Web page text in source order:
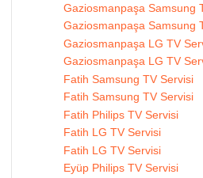
Gaziosmanpaşa Samsung
Gaziosmanpaşa Samsung
Gaziosmanpaşa LG TV
Gaziosmanpaşa LG TV
Fatih Samsung TV Servisi
Fatih Samsung TV Servisi
Fatih Philips TV Servisi
Fatih LG TV Servisi
Fatih LG TV Servisi
Eyüp Philips TV Servisi